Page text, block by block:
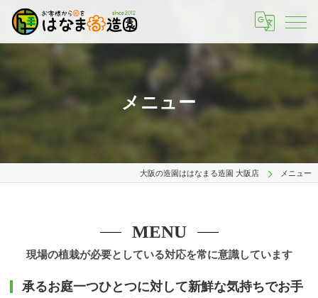
メニュー
大阪の造園ははなまる造園 大阪店 メニュー
現場の植栽が必要としている対応を常に意識しています
MENU
承るお庭一つひとつに対して新鮮な気持ちでお手